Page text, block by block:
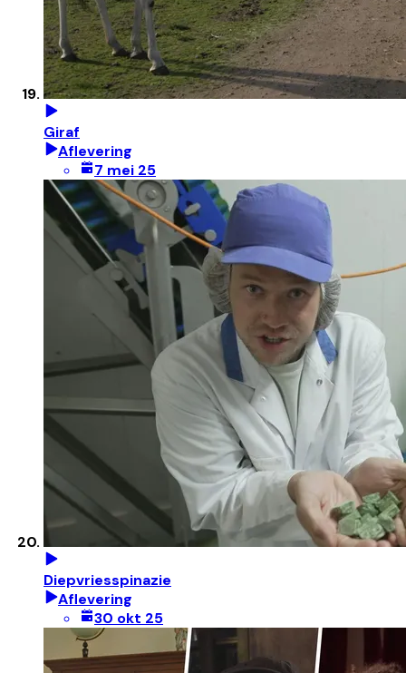
Giraf
Aflevering
7 mei 25
Diepvriesspinazie
Aflevering
30 okt 25